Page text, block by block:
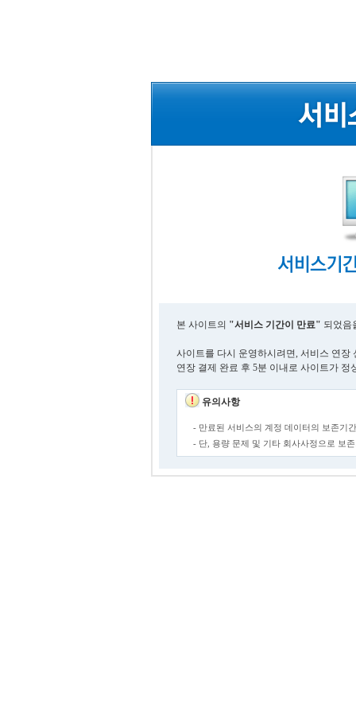
본 사이트의 "서비스 기간이 만료" 되었음
사이트를 다시 운영하시려면, 서비스 연장
연장 결제 완료 후 5분 이내로 사이트가 정
유의사항
- 만료된 서비스의 계정 데이터의 보존기
- 단, 용량 문제 및 기타 회사사정으로 보